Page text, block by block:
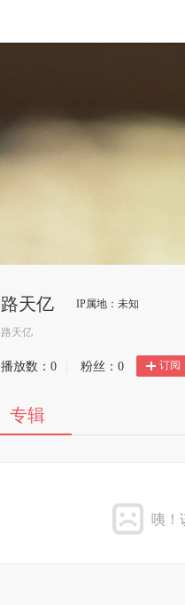
路天亿 IP属地：未知
路天亿
播放数： 0 粉丝： 0 订阅
专辑
咦！